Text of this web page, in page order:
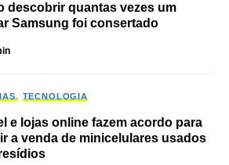
descobrir quantas vezes um
Samsung foi consertado
TECNOLOGIA
e lojas online fazem acordo para
a venda de minicelulares usados